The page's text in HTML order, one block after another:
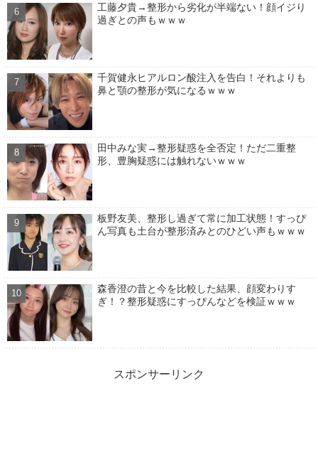
工藤夕貴→整形から劣化が半端ない！顔イジり
過ぎとの声もｗｗｗ
千賀健永ヒアルロン酸注入を告白！それよりも
鼻と顎の整形が気になるｗｗｗ
田中みな実→整形疑惑を全否定！ただ二重整
形、豊胸疑惑には触れないｗｗｗ
板野友美、整形し過ぎて常に加工状態！すっぴ
ん写真も土台が整形済みとのひどい声もｗｗｗ
森香澄の昔と今を比較した結果、顔変わりす
ぎ！？整形疑惑にすっぴんなどを検証ｗｗｗ
スポンサーリンク